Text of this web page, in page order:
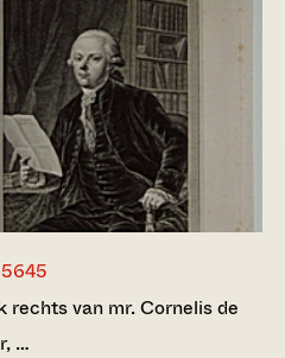
rechts van mr. Cornelis de
…